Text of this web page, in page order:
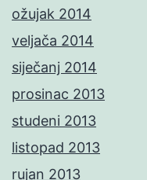
ožujak 2014
veljača 2014
siječanj 2014
prosinac 2013
studeni 2013
listopad 2013
rujan 2013